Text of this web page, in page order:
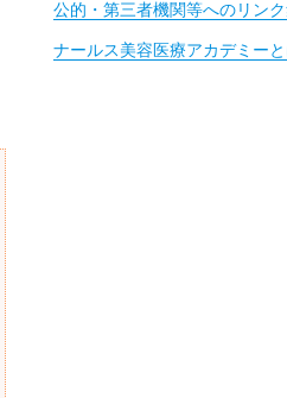
公的・第三者機関等へのリン
ナールス美容医療アカデミーと